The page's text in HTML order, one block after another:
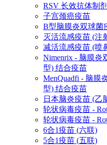
RSV 长效抗体制剂
子宫颈癌疫苗
B型脑膜炎双球菌
灭活流感疫苗 (注
减活流感疫苗 (喷
Nimenrix - 脑膜炎
型) 结合疫苗
MenQuadfi - 脑膜
型) 结合疫苗
日本脑炎疫苗 (乙
轮状病毒疫苗 -
轮状病毒疫苗 -
6合1疫苗 (六联)
5合1疫苗 (五联)